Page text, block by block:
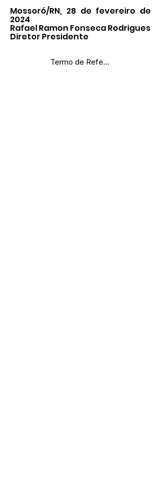
Mossoró/RN, 28 de fevereiro de
2024
Rafael Ramon Fonseca Rodrigues
Diretor Presidente
Termo de Referência